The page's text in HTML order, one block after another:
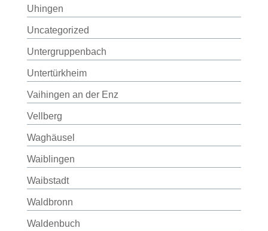
Uhingen
Uncategorized
Untergruppenbach
Untertürkheim
Vaihingen an der Enz
Vellberg
Waghäusel
Waiblingen
Waibstadt
Waldbronn
Waldenbuch